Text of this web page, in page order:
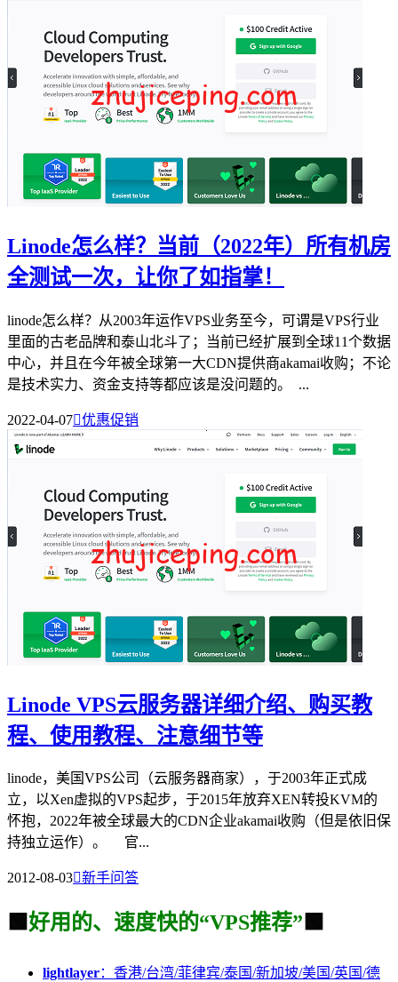
Linode怎么样？当前（2022年）所有机房
全测试一次，让你了如指掌！
linode怎么样？从2003年运作VPS业务至今，可谓是VPS行业
里面的古老品牌和泰山北斗了；当前已经扩展到全球11个数据
中心，并且在今年被全球第一大CDN提供商akamai收购；不论
是技术实力、资金支持等都应该是没问题的。 ...
2022-04-07优惠促销
Linode VPS云服务器详细介绍、购买教
程、使用教程、注意细节等
linode，美国VPS公司（云服务器商家），于2003年正式成
立，以Xen虚拟的VPS起步，于2015年放弃XEN转投KVM的
怀抱，2022年被全球最大的CDN企业akamai收购（但是依旧保
持独立运作）。 官...
2012-08-03新手问答
🟩 好用的、速度快的“VPS推荐” 🟩
lightlayer：香港/台湾/菲律宾/泰国/新加坡/美国/英国/德